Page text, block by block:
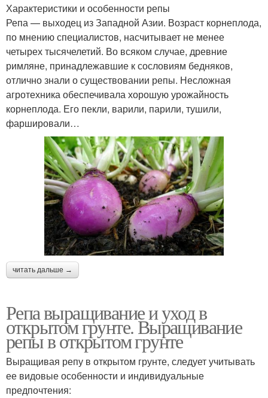
Характеристики и особенности репы
Репа — выходец из Западной Азии. Возраст корнеплода,
по мнению специалистов, насчитывает не менее
четырех тысячелетий. Во всяком случае, древние
римляне, принадлежавшие к сословиям бедняков,
отлично знали о существовании репы. Несложная
агротехника обеспечивала хорошую урожайность
корнеплода. Его пекли, варили, парили, тушили,
фаршировали…
читать дальше →
Репа выращивание и уход в
открытом грунте. Выращивание
репы в открытом грунте
Выращивая репу в открытом грунте, следует учитывать
ее видовые особенности и индивидуальные
предпочтения: